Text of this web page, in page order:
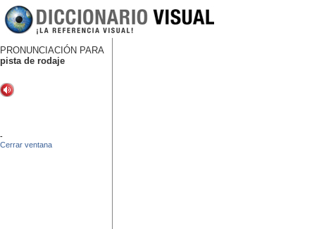
PRONUNCIACIÓN PARA
pista de rodaje
-
Cerrar ventana